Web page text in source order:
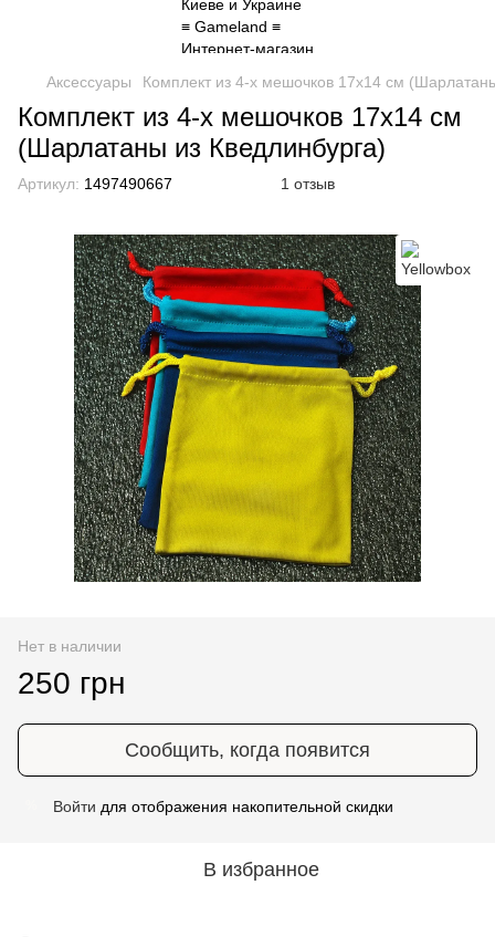
Аксессуары Комплект из 4-х мешочков 17х14 см
Комплект из 4-х мешочков 17х14 см
(Шарлатаны из Кведлинбурга)
Артикул: 1497490667 1 отзыв
Нет в наличии
250 грн
Сообщить, когда появится
Войти для отображения накопительной скидки
В избранное